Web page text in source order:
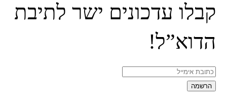
קבלו עדכונים ישר לתיבת
הדוא”ל!